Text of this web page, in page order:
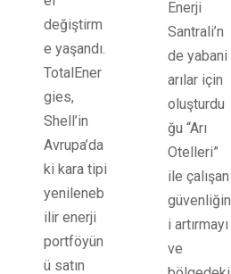
değiştirm
e yaşandı.
TotalEner
gies,
Shell’in
Avrupa’da
ki kara tipi
yenileneb
ilir enerji
portföyün
ü satın
Enerji
Santrali’n
de yabani
arılar için
oluşturdu
ğu “Arı
Otelleri”
ile çalışan
güvenliğin
i artırmayı
ve